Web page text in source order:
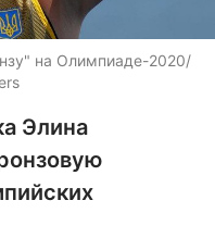
на Олимпиаде-2020/
Элина